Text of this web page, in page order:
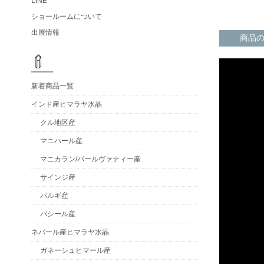
商品
ショールームについて
出展情報
新着商品一覧
インド産ヒマラヤ水晶
クル地区産
マニハール産
マニカラン/パールヴァティー産
サインジ産
パルギ産
バシール産
ネパール産ヒマラヤ水晶
ガネーシュヒマール産